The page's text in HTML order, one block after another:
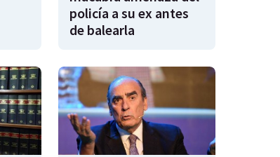
policía a su ex antes
de balearla